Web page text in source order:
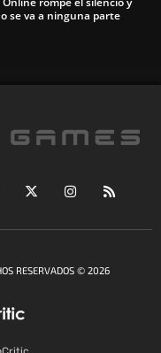
se va a ninguna parte
RESERVADOS © 2026